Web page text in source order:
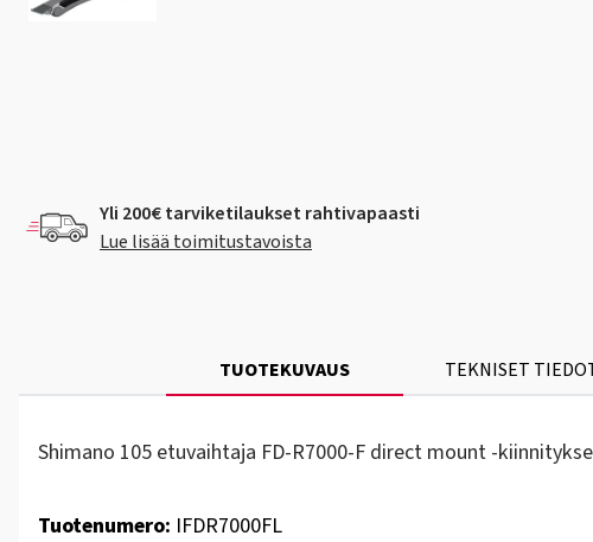
Yli 200€ tarviketilaukset rahtivapaasti
Lue lisää toimitustavoista
TUOTEKUVAUS TEKNISET
Shimano 105 etuvaihtaja FD-R7000-F direct mount -
Tuotenumero: IFDR7000FL